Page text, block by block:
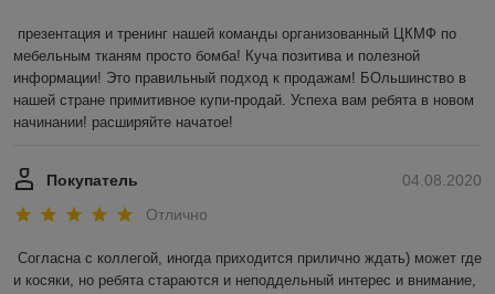
презентация и тренинг нашей команды организованный ЦКМФ по
мебельным тканям просто бомба! Куча позитива и полезной
информации! Это правильный подход к продажам! БОльшинство в
нашей стране примитивное купи-продай. Успеха вам ребята в новом
начинании! расширяйте начатое!
04.08.2020
Покупатель
Отлично
Согласна с коллегой, иногда приходится прилично ждать) может где
и косяки, но ребята стараются и неподдельный интерес и внимание,